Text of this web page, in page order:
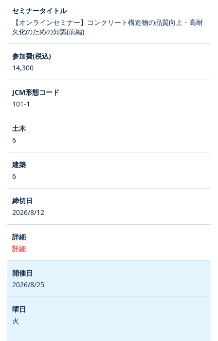
【オンラインセミナー】コンクリート構造物の品質向上・高耐
久化のための知識(前編)
14,300
101-1
6
6
2026/8/12
詳細
2026/8/25
火